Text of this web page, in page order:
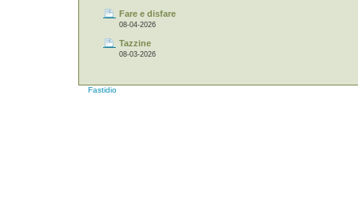
Fare e disfare
08-04-2026
Tazzine
08-03-2026
Fastidio